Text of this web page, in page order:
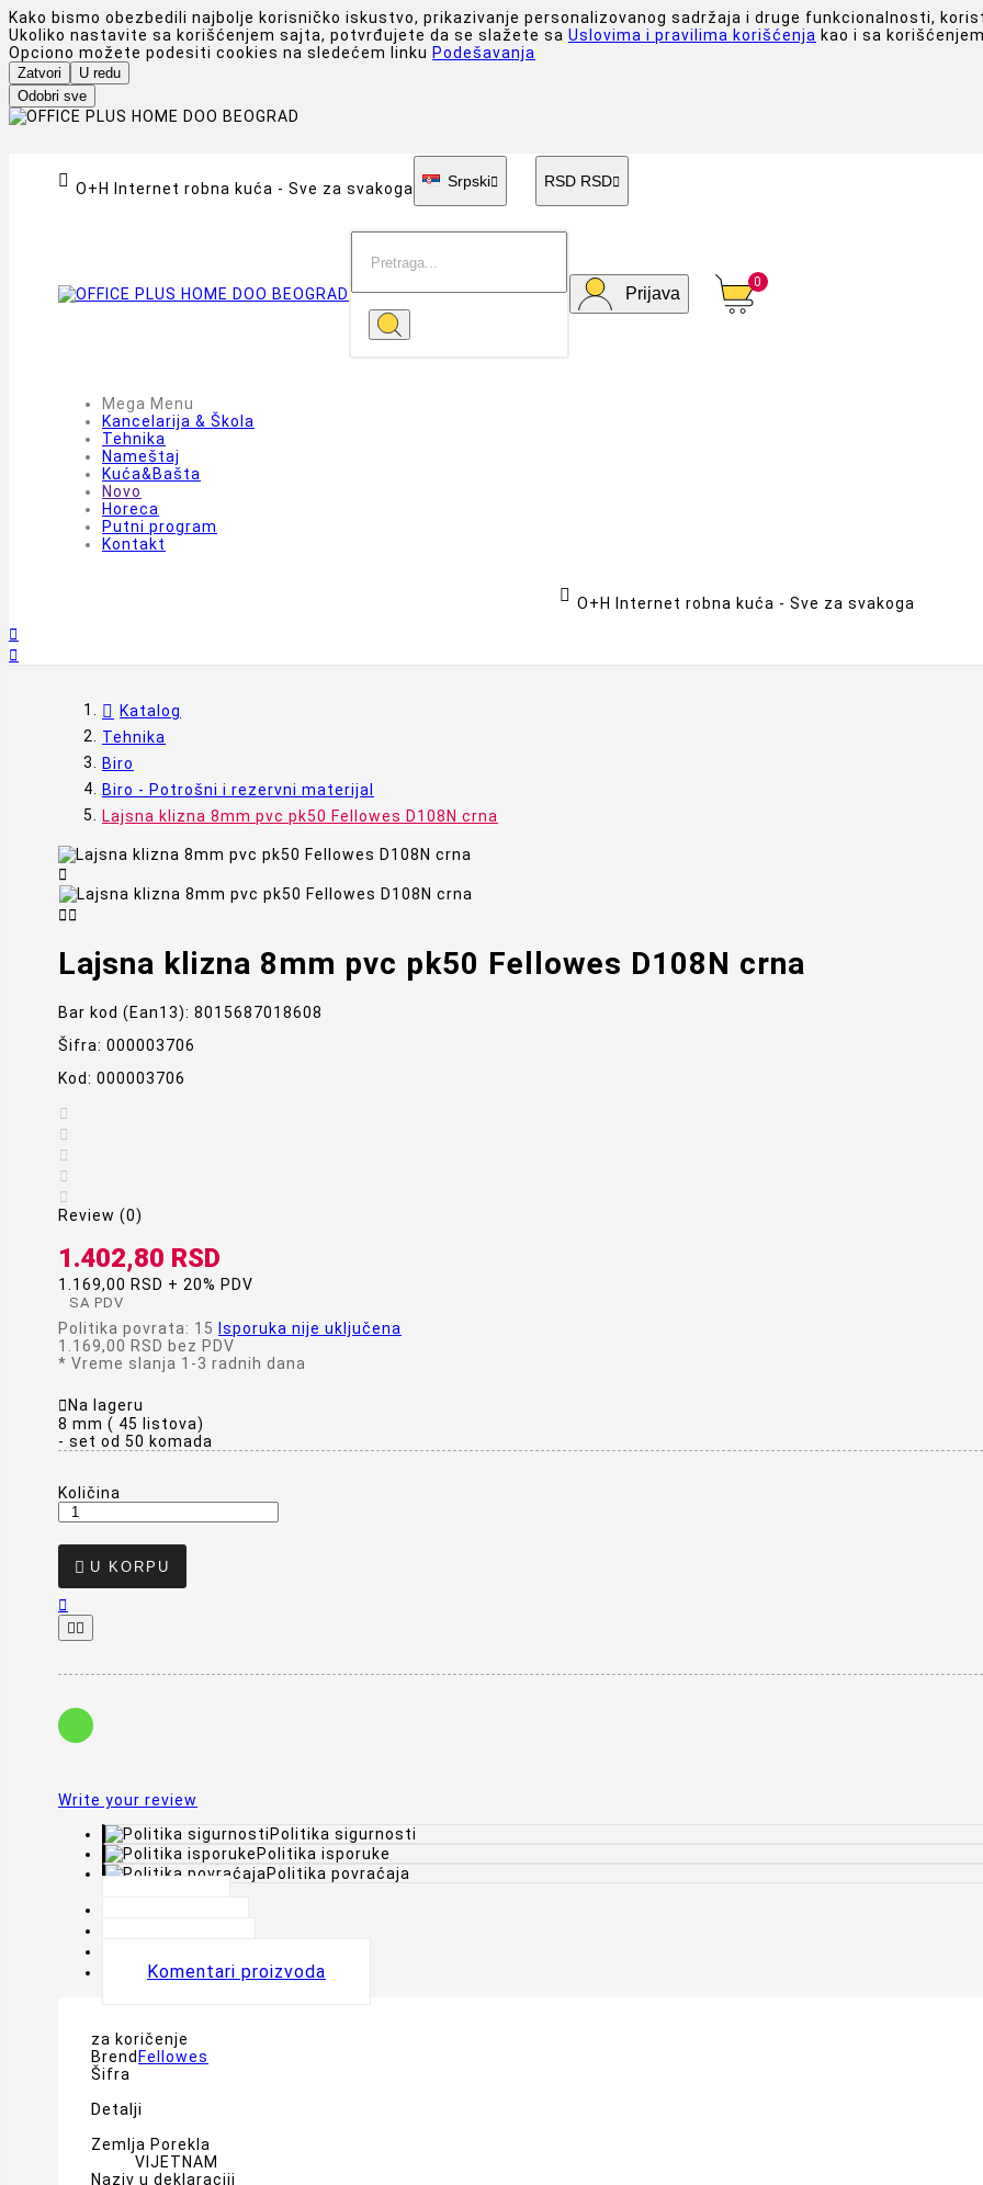
Kako bismo obezbedili najbolje korisničko iskustvo, prikazivanje personalizovanog sadržaja i druge funkcionalnosti,
Ukoliko nastavite sa korišćenjem sajta, potvrđujete da se slažete sa Uslovima i pravilima korišćenja kao i sa
Opciono možete podesiti cookies na sledećem linku Podešavanja
Zatvori
U redu
Odobri sve
 O+H Internet robna kuća - Sve za svakoga Srpski RSD RSD
Prijava
0
Mega Menu
Kancelarija & Škola
Tehnika
Nameštaj
Kuća&Bašta
Novo
Horeca
Putni program
Kontakt
 O+H Internet robna kuća - Sve za svakoga


Katalog
Tehnika
Biro
Biro - Potrošni i rezervni materijal
Lajsna klizna 8mm pvc pk50 Fellowes D108N crna


Lajsna klizna 8mm pvc pk50 Fellowes D108N crna
Bar kod (Ean13): 8015687018608
Šifra: 000003706
Kod: 000003706





Review (0)
1.402,80 RSD
1.169,00 RSD + 20% PDV
SA PDV
Politika povrata: 15
Isporuka nije uključena
1.169,00 RSD bez PDV
* Vreme slanja 1-3 radnih dana
 Na lageru
8 mm ( 45 listova)
- set od 50 komada
Količina
 U KORPU

 
Write your review
Politika sigurnosti
Politika isporuke
Politika povraćaja
Komentari proizvoda
za koričenje
Brend Fellowes
Šifra
Detalji
Zemlja Porekla
VIJETNAM
Naziv u deklaraciji